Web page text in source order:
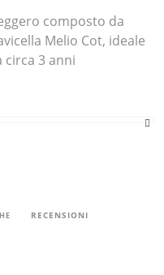
composto da
Melio Cot, ideale
circa 3 anni
RECENSIONI